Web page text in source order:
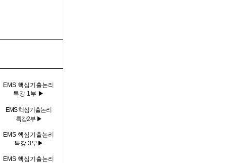
EMS 핵심기출논리
특강 1부 ▶
EMS 핵심기출논리
특강2부 ▶
EMS 핵심기출논리
특강 3부▶
EMS 핵심기출논리